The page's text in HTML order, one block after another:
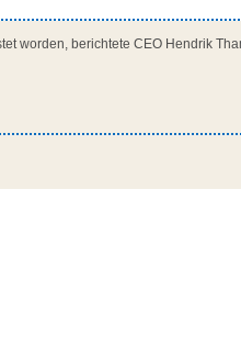
worden, berichtete CEO Hendrik